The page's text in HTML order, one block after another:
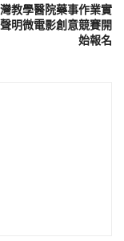
教學醫院藥事作業實
明微電影創意競賽開
始報名